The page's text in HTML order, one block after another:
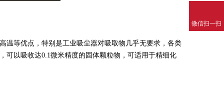
温等优点，特别是工业吸尘器对吸取物几乎无要求，各类
可以吸收达0.1微米精度的固体颗粒物，可适用于精细化
微信扫一扫